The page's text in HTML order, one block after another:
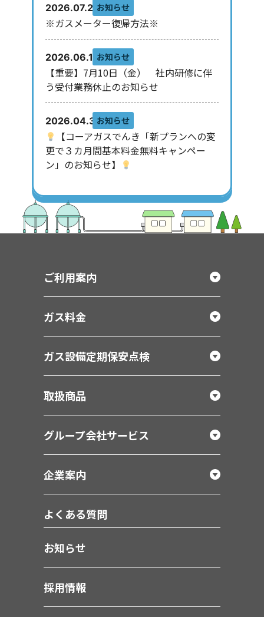
2026.07.29お知らせ
※ガスメーター復帰方法※
2026.06.10お知らせ
【重要】7月10日（金） 社内研修に伴
う受付業務休止のお知らせ
2026.04.30お知らせ
【コーアガスでんき「新プランへの変
更で３カ月間基本料金無料キャンペー
ン」のお知らせ】
ご利用案内
ガス料金
ガス設備定期保安点検
取扱商品
グループ会社サービス
企業案内
よくある質問
お知らせ
採用情報